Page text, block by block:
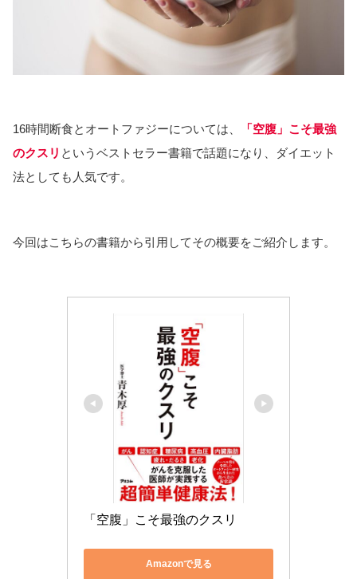
16時間断食とオートファジーについては、
「空腹」こそ最強
のクスリ というベストセラー書籍で話題になり、ダイエット
法としても人気です。
今回はこちらの書籍から引用してその概要をご紹介します。
「空腹」こそ最強のクスリ
Amazonで見る